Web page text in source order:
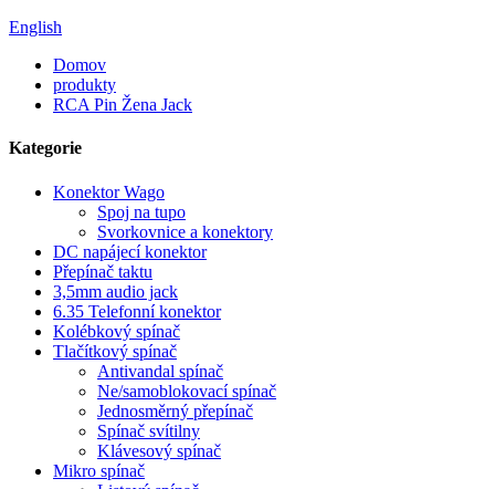
English
Domov
produkty
RCA Pin Žena Jack
Kategorie
Konektor Wago
Spoj na tupo
Svorkovnice a konektory
DC napájecí konektor
Přepínač taktu
3,5mm audio jack
6.35 Telefonní konektor
Kolébkový spínač
Tlačítkový spínač
Antivandal spínač
Ne/samoblokovací spínač
Jednosměrný přepínač
Spínač svítilny
Klávesový spínač
Mikro spínač